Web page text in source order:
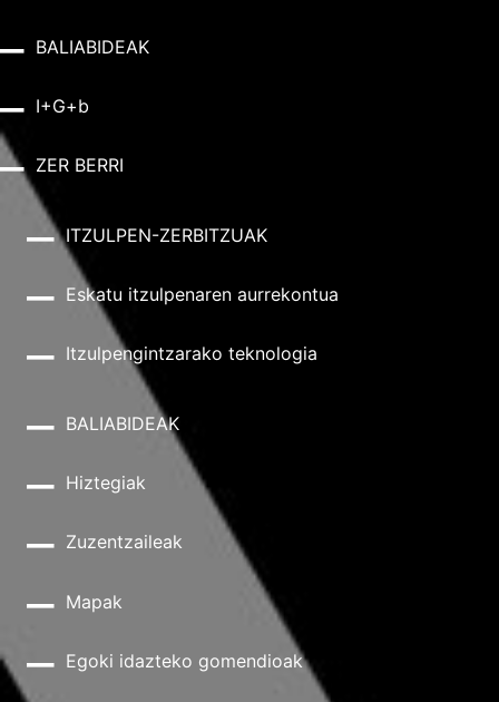
BALIABIDEAK
I+G+b
ZER BERRI
ITZULPEN-ZERBITZUAK
Eskatu itzulpenaren aurrekontua
Itzulpengintzarako teknologia
BALIABIDEAK
Hiztegiak
Zuzentzaileak
Mapak
Egoki idazteko gomendioak